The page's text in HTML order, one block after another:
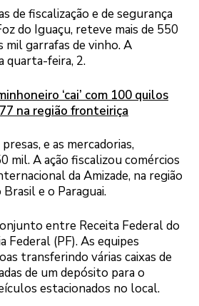
de fiscalização e de segurança
do Iguaçu, reteve mais de 550
mil garrafas de vinho. A
quarta-feira, 2.
‘cai’ com 100 quilos
na região fronteiriça
e as mercadorias,
mil. A ação fiscalizou comércios
da Amizade, na região
e o Paraguai.
entre Receita Federal do
Federal (PF). As equipes
transferindo várias caixas de
de um depósito para o
estacionados no local.